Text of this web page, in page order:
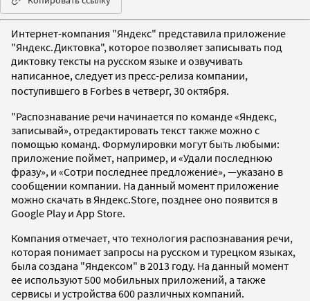
Интернет-компания "Яндекс" представила приложение
"Яндекс.Диктовка", которое позволяет записывать под
диктовку тексты на русском языке и озвучивать
написанное, следует из пресс-релиза компании,
поступившего в Forbes в четверг, 30 октября.
"Распознавание речи начинается по команде «Яндекс,
записывай», отредактировать текст также можно с
помощью команд. Формулировки могут быть любыми:
приложение поймет, например, и «Удали последнюю
фразу», и «Сотри последнее предложение», —указано в
сообщении компании. На данный момент приложение
можно скачать в Яндекс.Store, позднее оно появится в
Google Play и App Store.
Компания отмечает, что технология распознавания речи,
которая понимает запросы на русском и турецком языках,
была создана "Яндексом" в 2013 году. На данный момент
ее используют 500 мобильных приложений, а также
сервисы и устройства 600 различных компаний.